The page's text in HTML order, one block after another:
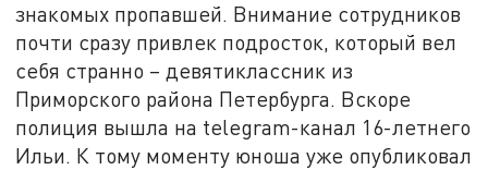
знакомых пропавшей. Внимание сотрудников
почти сразу привлек подросток, который вел
себя странно – девятиклассник из
Приморского района Петербурга. Вскоре
полиция вышла на telegram-канал 16-летнего
Ильи. К тому моменту юноша уже опубликовал